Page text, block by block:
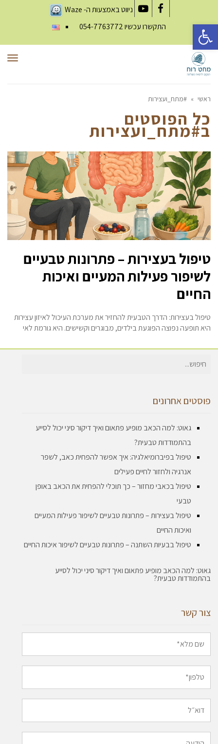
Facebook
YouTube
ניווט באמצעות ה-Waze
התקשרו עכשיו054-7763772
ראשי » #מתח_ועצירות
כל הפוסטים
ב#מתח_ועצירות
טיפול בעצירות – פתרונות טבעיים
לשיפור פעילות המעיים ואיכות
החיים
טיפול בעצירות: הדרך הטבעית להחזיר את מערכת העיכול לאיזון עצירות
היא תופעה נפוצה הפוגעת בילדים, מבוגרים וקשישים. היא גורמת לאי
חיפוש
פוסטים אחרונים
גאוט: למה הכאב מופיע פתאום ואיך דיקור סיני יכול לסייע
בהתמודדות טבעית?
טיפול בפיברומיאלגיה: איך אפשר להפחית כאב, לשפר
אנרגיה ולחזור לחיים פעילים
טיפול בכאבי מחזור – כך תוכלי להפחית את הכאב באופן
טבעי
טיפול בעצירות – פתרונות טבעיים לשיפור פעילות המעיים
ואיכות החיים
טיפול בבעיות השתנה – פתרונות טבעיים לשיפור איכות החיים
גאוט: למה הכאב מופיע פתאום ואיך דיקור סיני יכול לסייע
בהתמודדות טבעית?
צור קשר
פתח סרגל נגישות